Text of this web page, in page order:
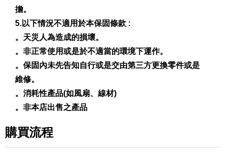
擔。
5.以下情況不適用於本保固條款 :
。天災人為造成的損壞。
。非正常使用或是於不適當的環境下運作。
。保固內未先告知自行或是交由第三方更換零件或是
維修。
。消耗性產品(如風扇、線材)
。非本店出售之產品
購買流程